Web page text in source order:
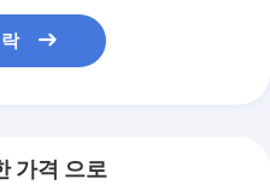
가격 으로